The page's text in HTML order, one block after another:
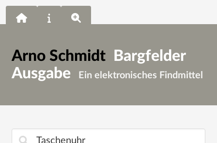
Arno Schmidt
Bargfelder
Ausgabe
Ein elektronisches Findmittel